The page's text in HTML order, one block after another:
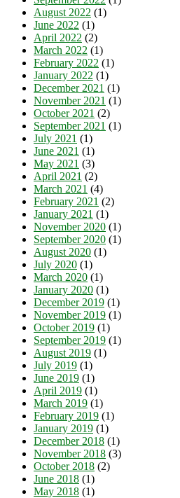
August 2022 (1)
June 2022 (1)
April 2022 (2)
March 2022 (1)
February 2022 (1)
January 2022 (1)
December 2021 (1)
November 2021 (1)
October 2021 (2)
September 2021 (1)
July 2021 (1)
June 2021 (1)
May 2021 (3)
April 2021 (2)
March 2021 (4)
February 2021 (2)
January 2021 (1)
November 2020 (1)
September 2020 (1)
August 2020 (1)
July 2020 (1)
March 2020 (1)
January 2020 (1)
December 2019 (1)
November 2019 (1)
October 2019 (1)
September 2019 (1)
August 2019 (1)
July 2019 (1)
June 2019 (1)
April 2019 (1)
March 2019 (1)
February 2019 (1)
January 2019 (1)
December 2018 (1)
November 2018 (3)
October 2018 (2)
June 2018 (1)
May 2018 (1)